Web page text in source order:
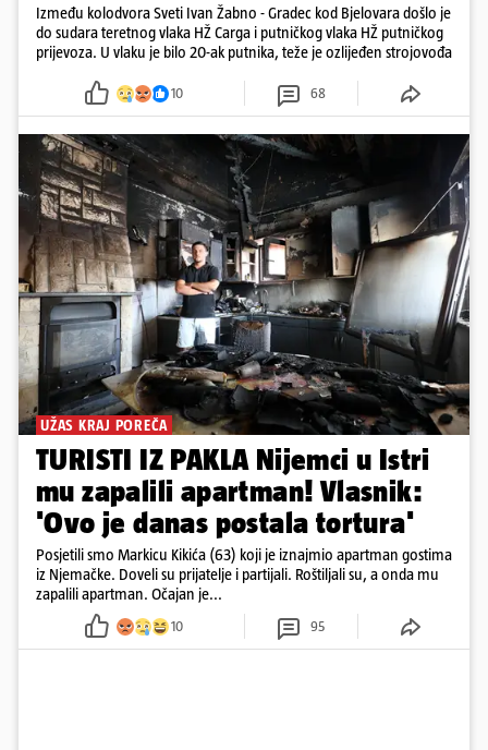
Između kolodvora Sveti Ivan Žabno - Gradec kod Bjelovara došlo je
do sudara teretnog vlaka HŽ Carga i putničkog vlaka HŽ putničkog
prijevoza. U vlaku je bilo 20-ak putnika, teže je ozlijeđen strojovođa
10 68
UŽAS KRAJ POREČA
TURISTI IZ PAKLA Nijemci u Istri
mu zapalili apartman! Vlasnik:
'Ovo je danas postala tortura'
Posjetili smo Markicu Kikića (63) koji je iznajmio apartman gostima
iz Njemačke. Doveli su prijatelje i partijali. Roštiljali su, a onda mu
zapalili apartman. Očajan je...
10 95